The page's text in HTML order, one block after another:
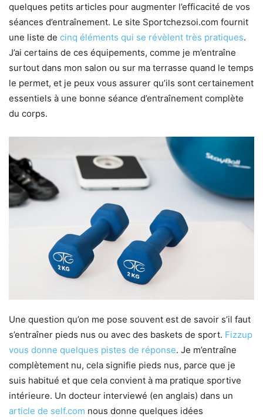
quelques petits articles pour augmenter l’efficacité de vos
séances d’entraînement. Le site Sportchezsoi.com fournit
une liste de cinq éléments qui se révèlent très pratiques.
J’ai certains de ces équipements, comme je m’entraîne
surtout dans mon salon ou sur ma terrasse quand le temps
le permet, et je peux vous assurer qu’ils sont certainement
essentiels à une bonne séance d’entraînement complète
du corps.
Une question qu’on me pose souvent est de savoir s’il faut
s’entraîner pieds nus ou avec des baskets de sport. Fizzup
vous donne quelques pistes de réponse. Je m’entraîne
complètement nu, cela signifie pieds nus, parce que je
suis habitué et que cela convient à ma pratique sportive
intérieure. Un docteur interviewé (en anglais) dans un
article de self.com nous donne quelques idées